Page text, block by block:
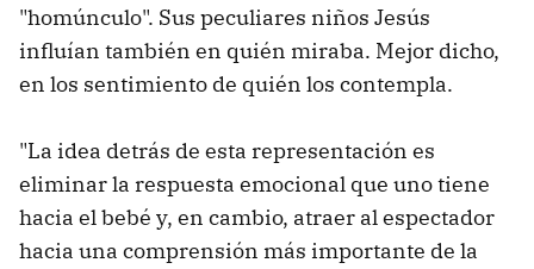
"homúnculo". Sus peculiares niños Jesús
influían también en quién miraba. Mejor dicho,
en los sentimiento de quién los contempla.
"La idea detrás de esta representación es
eliminar la respuesta emocional que uno tiene
hacia el bebé y, en cambio, atraer al espectador
hacia una comprensión más importante de la